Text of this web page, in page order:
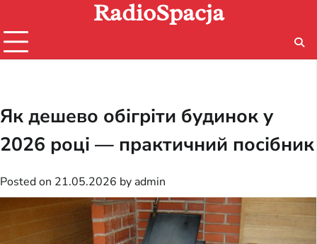
content
RadioSpacja
Як дешево обігріти будинок у
2026 році — практичний посібник
Posted on 21.05.2026 by admin